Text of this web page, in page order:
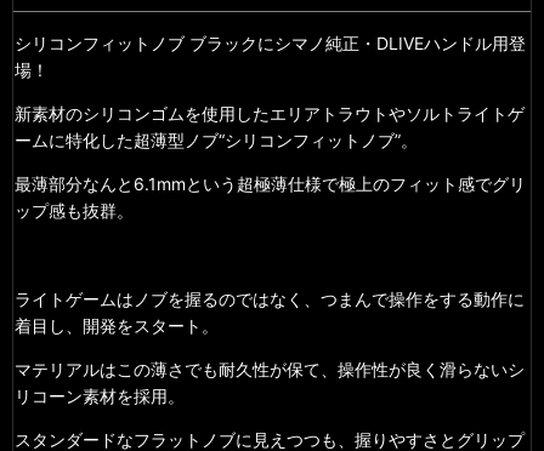
シリコンフィットノブ ブラックにシマノ純正・DLIVEハンドル用登
場！
新素材のシリコンゴムを使用したエリアトラウトやソルトライトゲ
ームに特化した超薄型ノブ“シリコンフィットノブ”。
最薄部分なんと6.1mmという超極薄仕様で極上のフィット感でグリ
ップ感も抜群。
ライトゲームはノブを握るのではなく、つまんで操作をする動作に
着目し、開発をスタート。
マテリアルはこの薄さでも耐久性が保て、操作性が良く滑らないシ
リコーン素材を採用。
スタンダードなフラットノブに見えつつも、握りやすさとグリップ